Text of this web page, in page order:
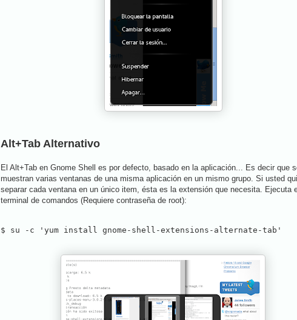
Alt+Tab Alternativo
El Alt+Tab en Gnome Shell es por defecto, basado en la aplicación... Es decir que
muestran varias ventanas de una misma aplicación en un mismo grupo. Si usted
separar cada ventana en un único item, ésta es la extensión que necesita. Ejecuta
terminal de comandos (Requiere contraseña de root):
$ su -c 'yum install gnome-shell-extensions-alternate-tab'